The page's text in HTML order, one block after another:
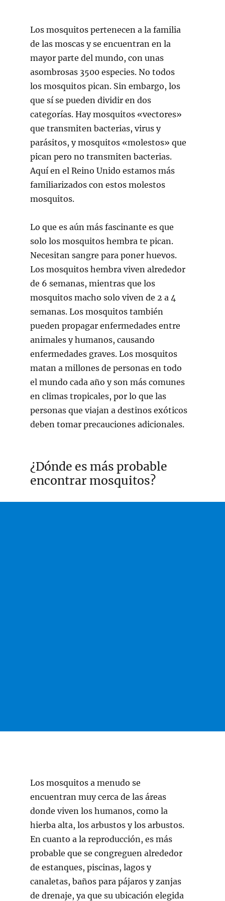
Los mosquitos pertenecen a la familia
de las moscas y se encuentran en la
mayor parte del mundo, con unas
asombrosas 3500 especies. No todos
los mosquitos pican. Sin embargo, los
que sí se pueden dividir en dos
categorías. Hay mosquitos «vectores»
que transmiten bacterias, virus y
parásitos, y mosquitos «molestos» que
pican pero no transmiten bacterias.
Aquí en el Reino Unido estamos más
familiarizados con estos molestos
mosquitos.
Lo que es aún más fascinante es que
solo los mosquitos hembra te pican.
Necesitan sangre para poner huevos.
Los mosquitos hembra viven alrededor
de 6 semanas, mientras que los
mosquitos macho solo viven de 2 a 4
semanas. Los mosquitos también
pueden propagar enfermedades entre
animales y humanos, causando
enfermedades graves. Los mosquitos
matan a millones de personas en todo
el mundo cada año y son más comunes
en climas tropicales, por lo que las
personas que viajan a destinos exóticos
deben tomar precauciones adicionales.
¿Dónde es más probable
encontrar mosquitos?
Los mosquitos a menudo se
encuentran muy cerca de las áreas
donde viven los humanos, como la
hierba alta, los arbustos y los arbustos.
En cuanto a la reproducción, es más
probable que se congreguen alrededor
de estanques, piscinas, lagos y
canaletas, baños para pájaros y zanjas
de drenaje, ya que su ubicación elegida